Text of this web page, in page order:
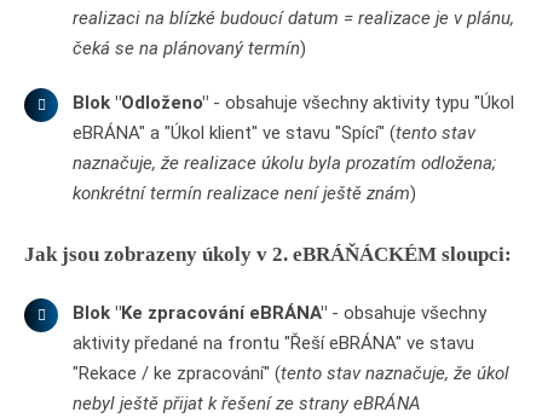
realizaci na blízké budoucí datum = realizace je v plánu,
čeká se na plánovaný termín)
Blok "Odloženo" - obsahuje všechny aktivity typu "Úkol
eBRÁNA" a "Úkol klient" ve stavu "Spící" (tento stav
naznačuje, že realizace úkolu byla prozatím odložena;
konkrétní termín realizace není ještě znám)
Jak jsou zobrazeny úkoly v 2. eBRÁŇÁCKÉM sloupci:
Blok "Ke zpracování eBRÁNA" - obsahuje všechny
aktivity předané na frontu "Řeší eBRÁNA" ve stavu
"Rekace / ke zpracování" (tento stav naznačuje, že úkol
nebyl ještě přijat k řešení ze strany eBRÁNA